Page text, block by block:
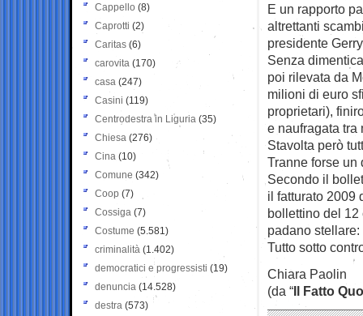
E un rapporto
altrettanti
presidente
Senza
poi rilevata da
milioni di euro
proprietari),
e naufragata tra
Stavolta però
Tranne forse un
Secondo il
il fatturato 2009
bollettino del 12
padano
Tutto sotto
Chiara Paolin
(da “Il Fatto
Cappello (8)
Caprotti (2)
Caritas (6)
carovita (170)
casa (247)
Casini (119)
Centrodestra in Liguria (35)
Chiesa (276)
Cina (10)
Comune (342)
Coop (7)
Cossiga (7)
Costume (5.581)
criminalità (1.402)
democratici e progressisti (19)
denuncia (14.528)
destra (573)